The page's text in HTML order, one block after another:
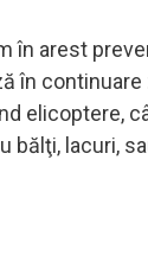
în arest
în continuare
elicoptere,
bălţi, lacuri,